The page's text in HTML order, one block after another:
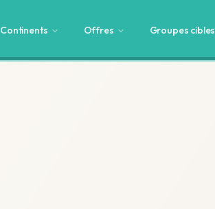
Continents Offres Groupes cibles